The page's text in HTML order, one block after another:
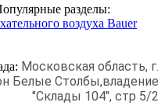
разделы:
воздуха Bauer
Московская область, г.
Белые Столбы,владение
"Склады 104", стр 5/2